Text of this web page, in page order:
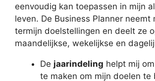
eenvoudig kan toepassen in mijn
leven. De Business Planner neemt
termijn doelstellingen en deelt ze
maandelijkse, wekelijkse en
De jaarindeling helpt mij
te maken om mijn doelen te